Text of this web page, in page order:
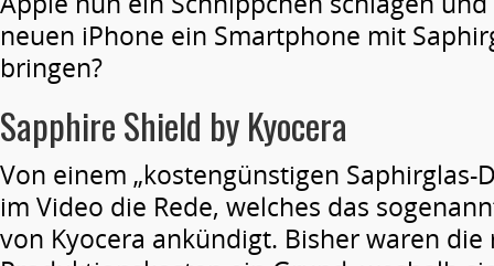
neuen iPhone ein Smartphone mit
bringen?
Sapphire Shield by Kyocera
Von einem „kostengünstigen Saphirglas-
im Video die Rede, welches das
von Kyocera ankündigt. Bisher waren